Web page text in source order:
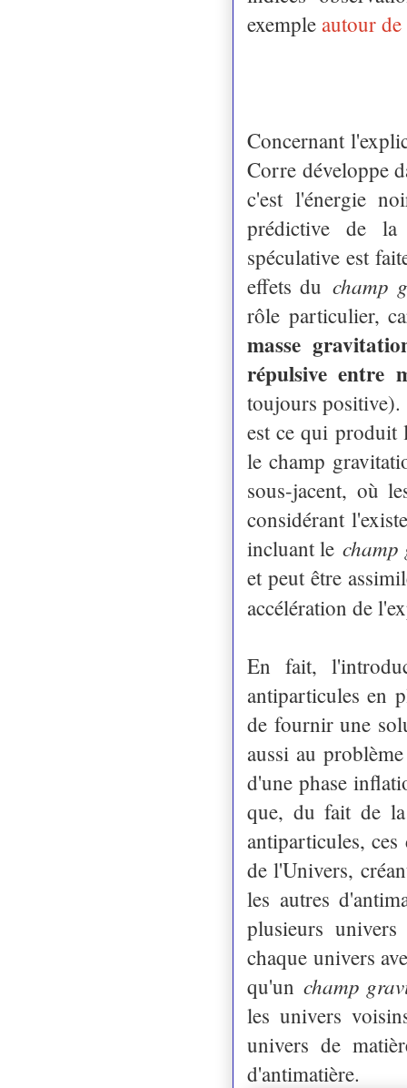
exemple autour
Concernant
Corre développe
c'est l'énergie
prédictive de la
spéculative est
effets du champ
rôle particulier,
masse
répulsive entre
toujours positive).
est ce qui produit
le champ
sous-jacent, où
considérant
incluant le champ
et peut être
accélération de
En fait,
antiparticules en
de fournir une
aussi au
d'une phase
que, du fait de la
antiparticules,
de l'Univers,
les autres
plusieurs
chaque univers
qu'un champ
les univers
univers de
d'antimatière.